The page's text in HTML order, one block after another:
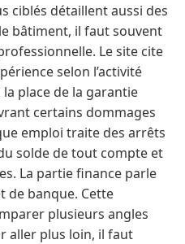
ciblés détaillent aussi des
bâtiment, il faut souvent
Le site cite
selon l’activité
place de la garantie
certains dommages
emploi traite des arrêts
solde de tout compte et
La partie finance parle
de banque. Cette
plusieurs angles
aller plus loin, il faut